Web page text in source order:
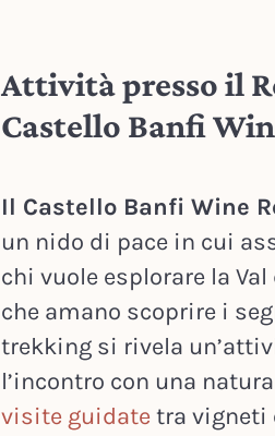
Attività presso il
Castello Banfi
Il Castello Banfi Wine
un nido di pace in cui
chi vuole esplorare la Val
che amano scoprire i
trekking si rivela
l’incontro con una
visite guidate tra vigneti